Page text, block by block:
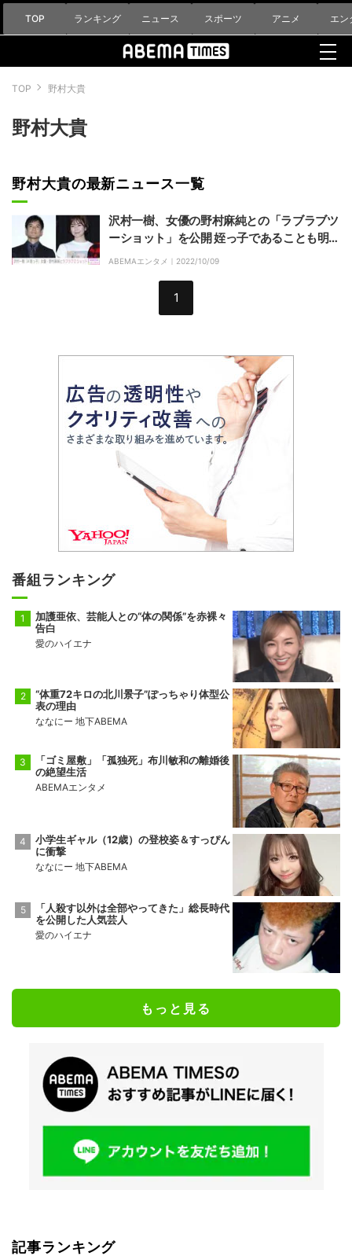
TOP ランキング ニュース スポーツ アニメ エン
TOP 野村大貴
野村大貴
野村大貴の最新ニュース一覧
沢村一樹、女優の野村麻純との「ラブラブツ
ーショット」を公開 姪っ子であることも明か
す
ABEMAエンタメ｜ 2022/10/09
1
番組ランキング
加護亜依、芸能人との“体の関係”を赤裸々
告白
愛のハイエナ
“体重72キロの北川景子”ぽっちゃり体型公
表の理由
ななにー 地下ABEMA
「ゴミ屋敷」「孤独死」布川敏和の離婚後
の絶望生活
ABEMAエンタメ
小学生ギャル（12歳）の登校姿＆すっぴん
に衝撃
ななにー 地下ABEMA
「人殺す以外は全部やってきた」総長時代
を公開した人気芸人
愛のハイエナ
もっと見る
記事ランキング